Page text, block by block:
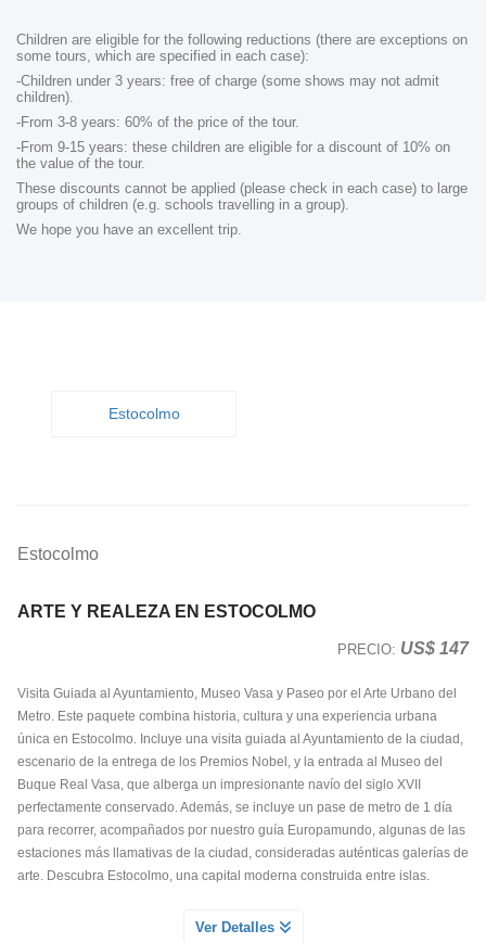
Children are eligible for the following reductions (there are exceptions on
some tours, which are specified in each case):
-Children under 3 years: free of charge (some shows may not admit
children).
-From 3-8 years: 60% of the price of the tour.
-From 9-15 years: these children are eligible for a discount of 10% on
the value of the tour.
These discounts cannot be applied (please check in each case) to large
groups of children (e.g. schools travelling in a group).
We hope you have an excellent trip.
Estocolmo
Estocolmo
ARTE Y REALEZA EN ESTOCOLMO
PRECIO: US$ 147
Visita Guiada al Ayuntamiento, Museo Vasa y Paseo por el Arte Urbano del
Metro. Este paquete combina historia, cultura y una experiencia urbana
única en Estocolmo. Incluye una visita guiada al Ayuntamiento de la ciudad,
escenario de la entrega de los Premios Nobel, y la entrada al Museo del
Buque Real Vasa, que alberga un impresionante navío del siglo XVII
perfectamente conservado. Además, se incluye un pase de metro de 1 día
para recorrer, acompañados por nuestro guía Europamundo, algunas de las
estaciones más llamativas de la ciudad, consideradas auténticas galerías de
arte. Descubra Estocolmo, una capital moderna construida entre islas.
AYUNTAMIENTO Y BUQUE REAL VASA
Ver Detalles